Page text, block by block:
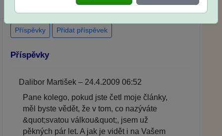
Příspěvky Přidat příspěvek
Příspěvky
Dalibor Martišek – 24.4.2009 06:52
Pane kolego, pokud jste četl moje články,
měl byste vědět, že v tom, co nazýváte
&quot;svatou válkou&quot;, jsem už
pěkných pár let. A jak je vidět i na Vašem